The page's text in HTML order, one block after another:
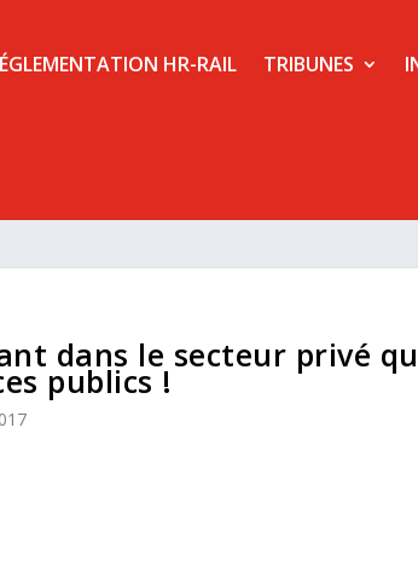
HR-RAIL TRIBUNES
dans le secteur privé
publics !